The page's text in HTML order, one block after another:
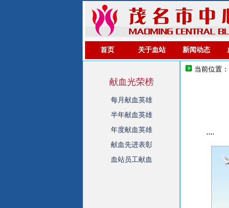
首页 关于血站 新闻动态
献血光荣榜
每月献血英雄
半年献血英雄
年度献血英雄
献血先进表彰
血站员工献血
当前位置：
....